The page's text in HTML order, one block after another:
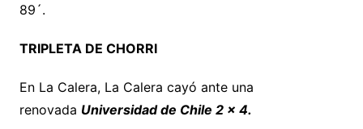
89´.
TRIPLETA DE CHORRI
En La Calera, La Calera cayó ante una
renovada Universidad de Chile 2 x 4.